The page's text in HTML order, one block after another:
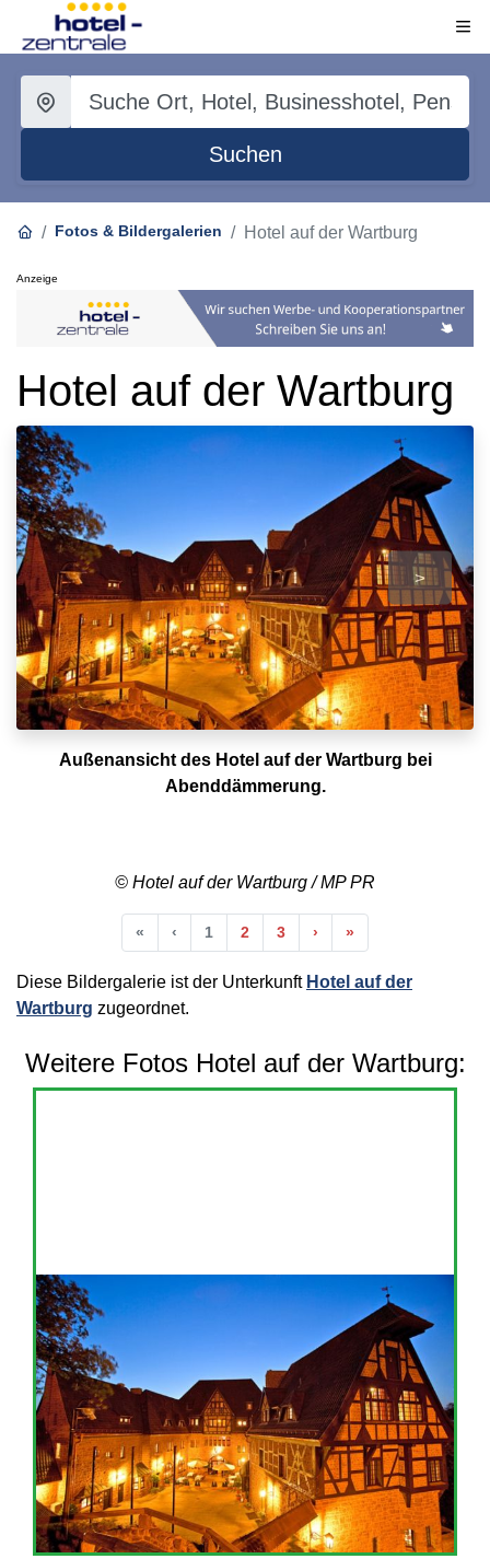
Suchen
Fotos & Bildergalerien Hotel auf der Wartburg
Anzeige
Hotel auf der Wartburg
>
Außenansicht des Hotel auf der Wartburg bei
Abenddämmerung.
© Hotel auf der Wartburg / MP PR
« Anfang
‹ Vorherige
1 2 3 › Nächste
»
Diese Bildergalerie ist der Unterkunft Hotel auf der
Wartburg zugeordnet.
Weitere Fotos Hotel auf der Wartburg: